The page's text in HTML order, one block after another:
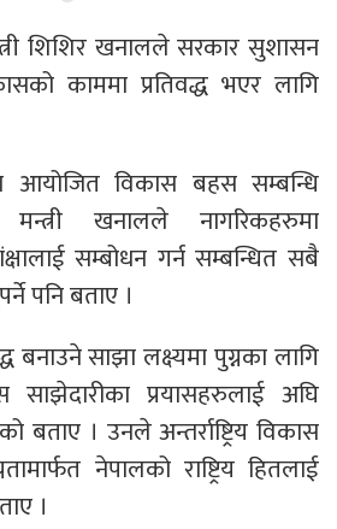
शिशिर खनालले सरकार सुशासन
काममा प्रतिवद्ध भएर लागि
आयोजित विकास बहस सम्बन्धि
मन्त्री खनालले नागरिकहरुमा
सम्बोधन गर्न सम्बन्धित सबै
पनि बताए ।
साझा लक्ष्यमा पुग्नका लागि
साझेदारीका प्रयासहरुलाई अघि
। उनले अन्तर्राष्ट्रिय विकास
नेपालको राष्ट्रिय हितलाई
।